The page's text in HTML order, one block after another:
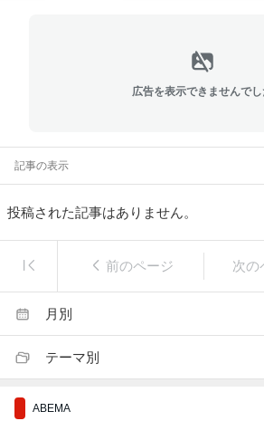
広告を表示できませんでし
記事の表示
投稿された記事はありません。
前のページ 次の
月別
テーマ別
ABEMA